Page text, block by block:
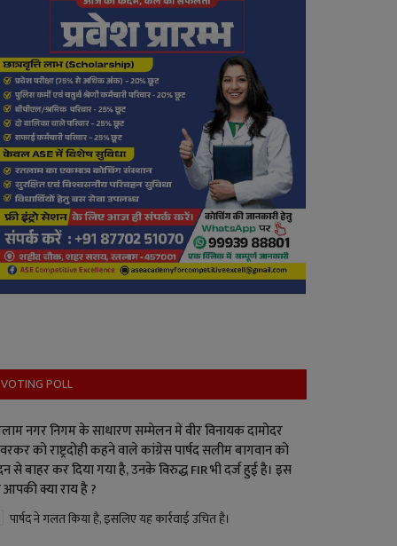
VOTING POLL
नगर निगम के साधारण सम्मेलन में वीर विनायक दामोदर
को राष्ट्रदोही कहने वाले कांग्रेस पार्षद सलीम बागवान को
से बाहर कर दिया गया है, उनके विरुद्ध FIR भी दर्ज हुई है। इस
आपकी क्या राय है ?
पार्षद ने गलत किया है, इसलिए यह कार्रवाई उचित है।